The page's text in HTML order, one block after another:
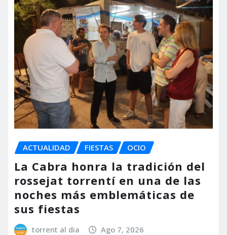
ACTUALIDAD FIESTAS OCIO
La Cabra honra la tradición del
rossejat torrentí en una de las
noches más emblemáticas de
sus fiestas
torrent al dia Ago 7, 2026